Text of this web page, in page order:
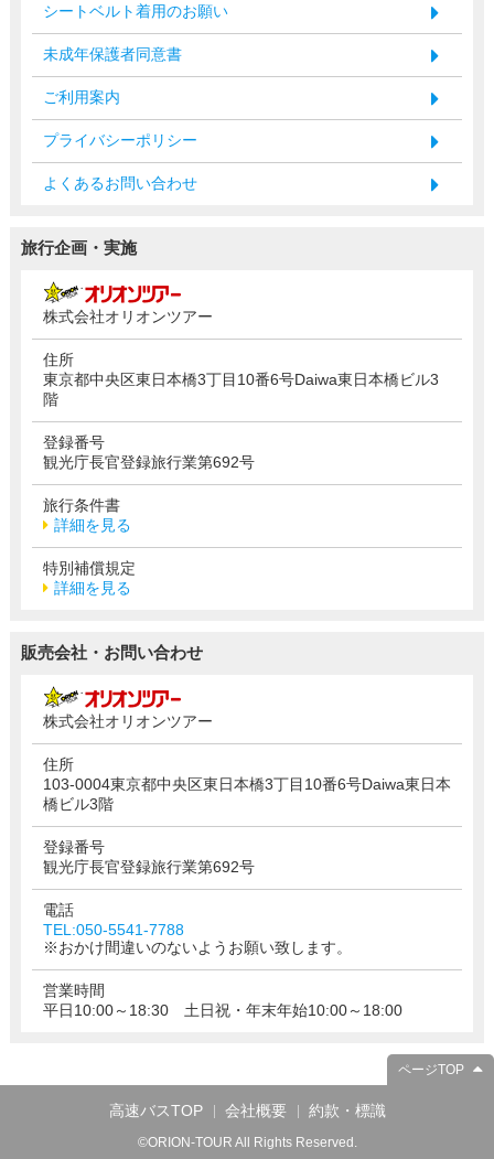
シートベルト着用のお願い
未成年保護者同意書
ご利用案内
プライバシーポリシー
よくあるお問い合わせ
旅行企画・実施
株式会社オリオンツアー
住所
東京都中央区東日本橋3丁目10番6号Daiwa東日本橋ビル3
階
登録番号
観光庁長官登録旅行業第692号
旅行条件書
詳細を見る
特別補償規定
詳細を見る
販売会社・お問い合わせ
株式会社オリオンツアー
住所
103-0004東京都中央区東日本橋3丁目10番6号Daiwa東日本
橋ビル3階
登録番号
観光庁長官登録旅行業第692号
電話
TEL:050-5541-7788
※おかけ間違いのないようお願い致します。
営業時間
平日10:00～18:30 土日祝・年末年始10:00～18:00
ページTOP
高速バスTOP 会社概要 約款・標識
©ORION-TOUR All Rights Reserved.